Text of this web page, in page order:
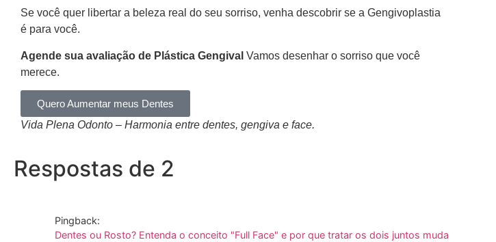
Se você quer libertar a beleza real do seu sorriso, venha descobrir se a Gengivoplastia
é para você.
Agende sua avaliação de Plástica Gengival Vamos desenhar o sorriso que você
merece.
Quero Aumentar meus Dentes
Vida Plena Odonto – Harmonia entre dentes, gengiva e face.
Respostas de 2
Pingback:
Dentes ou Rosto? Entenda o conceito "Full Face" e por que tratar os dois juntos muda